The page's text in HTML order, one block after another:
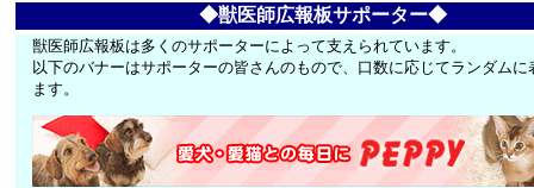
◆獣医師広報板サポーター◆
獣医師広報板は多くのサポーターによって支えられています。
以下のバナーはサポーターの皆さんのもので、口数に応じてランダムに
ます。